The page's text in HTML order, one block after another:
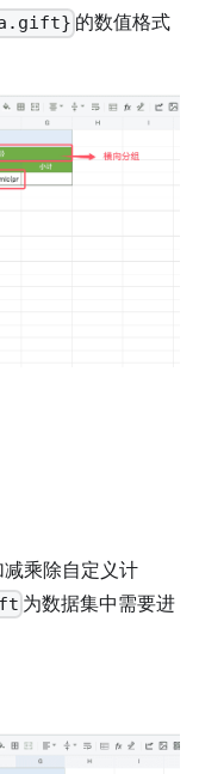
的数值格式
乘除自定义计
为数据集中需要进